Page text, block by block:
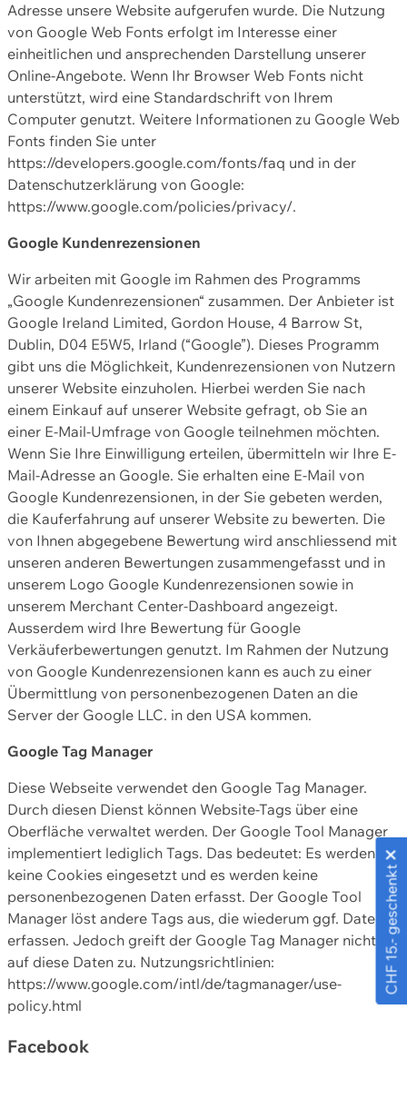
Adresse unsere Website aufgerufen wurde. Die Nutzung
von Google Web Fonts erfolgt im Interesse einer
einheitlichen und ansprechenden Darstellung unserer
Online-Angebote. Wenn Ihr Browser Web Fonts nicht
unterstützt, wird eine Standardschrift von Ihrem
Computer genutzt. Weitere Informationen zu Google Web
Fonts finden Sie unter
https://developers.google.com/fonts/faq und in der
Datenschutzerklärung von Google:
https://www.google.com/policies/privacy/.
Google Kundenrezensionen
Wir arbeiten mit Google im Rahmen des Programms
„Google Kundenrezensionen“ zusammen. Der Anbieter ist
Google Ireland Limited, Gordon House, 4 Barrow St,
Dublin, D04 E5W5, Irland (“Google”). Dieses Programm
gibt uns die Möglichkeit, Kundenrezensionen von Nutzern
unserer Website einzuholen. Hierbei werden Sie nach
einem Einkauf auf unserer Website gefragt, ob Sie an
einer E-Mail-Umfrage von Google teilnehmen möchten.
Wenn Sie Ihre Einwilligung erteilen, übermitteln wir Ihre E-
Mail-Adresse an Google. Sie erhalten eine E-Mail von
Google Kundenrezensionen, in der Sie gebeten werden,
die Kauferfahrung auf unserer Website zu bewerten. Die
von Ihnen abgegebene Bewertung wird anschliessend mit
unseren anderen Bewertungen zusammengefasst und in
unserem Logo Google Kundenrezensionen sowie in
unserem Merchant Center-Dashboard angezeigt.
Ausserdem wird Ihre Bewertung für Google
Verkäuferbewertungen genutzt. Im Rahmen der Nutzung
von Google Kundenrezensionen kann es auch zu einer
Übermittlung von personenbezogenen Daten an die
Server der Google LLC. in den USA kommen.
Google Tag Manager
Diese Webseite verwendet den Google Tag Manager.
Durch diesen Dienst können Website-Tags über eine
Oberfläche verwaltet werden. Der Google Tool Manager
implementiert lediglich Tags. Das bedeutet: Es werden
keine Cookies eingesetzt und es werden keine
personenbezogenen Daten erfasst. Der Google Tool
Manager löst andere Tags aus, die wiederum ggf. Daten
erfassen. Jedoch greift der Google Tag Manager nicht
auf diese Daten zu. Nutzungsrichtlinien:
https://www.google.com/intl/de/tagmanager/use-
policy.html
Facebook
CHF 15.- geschenkt